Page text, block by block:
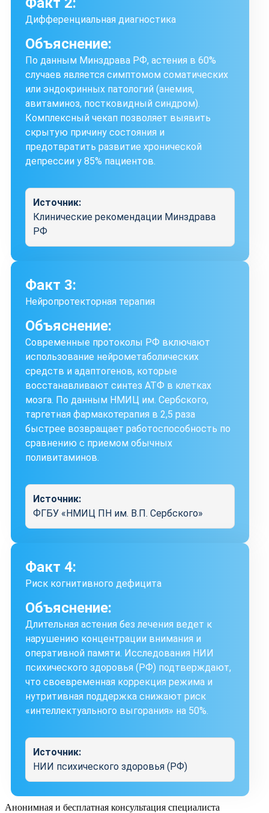
Дифференциальная диагностика
Объяснение:
По данным Минздрава РФ, астения в 60%
случаев является симптомом соматических
или эндокринных патологий (анемия,
авитаминоз, постковидный синдром).
Комплексный чекап позволяет выявить
скрытую причину состояния и
предотвратить развитие хронической
депрессии у 85% пациентов.
Источник:
Клинические рекомендации Минздрава
РФ
Факт 3:
Нейропротекторная терапия
Объяснение:
Современные протоколы РФ включают
использование нейрометаболических
средств и адаптогенов, которые
восстанавливают синтез АТФ в клетках
мозга. По данным НМИЦ им. Сербского,
таргетная фармакотерапия в 2,5 раза
быстрее возвращает работоспособность по
сравнению с приемом обычных
поливитаминов.
Источник:
ФГБУ «НМИЦ ПН им. В.П. Сербского»
Факт 4:
Риск когнитивного дефицита
Объяснение:
Длительная астения без лечения ведет к
нарушению концентрации внимания и
оперативной памяти. Исследования НИИ
психического здоровья (РФ) подтверждают,
что своевременная коррекция режима и
нутритивная поддержка снижают риск
«интеллектуального выгорания» на 50%.
Источник:
НИИ психического здоровья (РФ)
Анонимная и бесплатная консультация специалиста